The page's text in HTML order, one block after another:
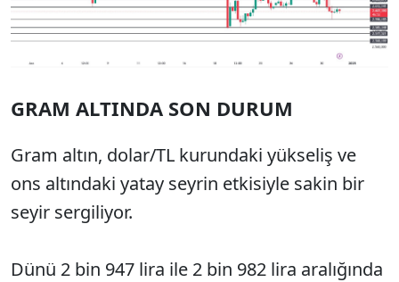
GRAM ALTINDA SON DURUM
Gram altın, dolar/TL kurundaki yükseliş ve
ons altındaki yatay seyrin etkisiyle sakin bir
seyir sergiliyor.
Dünü 2 bin 947 lira ile 2 bin 982 lira aralığında